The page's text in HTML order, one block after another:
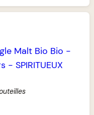
Malt Bio Bio -
-SPIRITUEUX